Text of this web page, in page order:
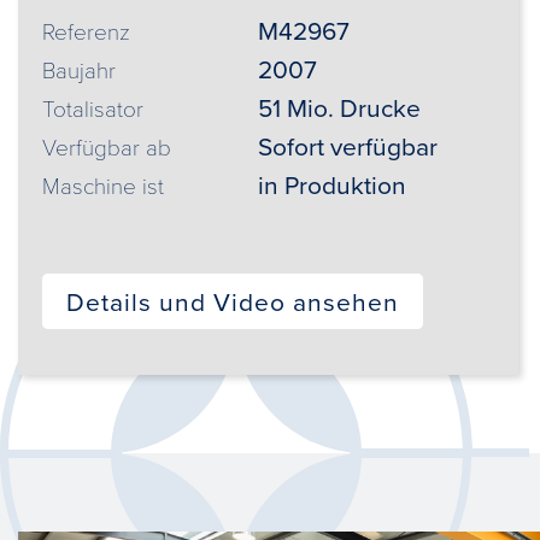
Referenz M42967
Baujahr 2007
Totalisator 51 Mio. Drucke
Verfügbar ab Sofort verfügbar
Maschine ist in Produktion
Details und Video ansehen